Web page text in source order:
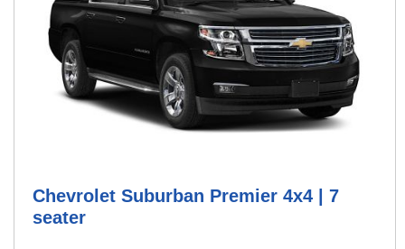
Chevrolet Suburban Premier 4x4 | 7
seater